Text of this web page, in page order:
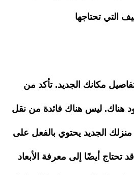
التي تحتاجها
مكانك الجديد. تأكد من
هناك. ليس هناك فائدة من نقل
منزلك الجديد يحتوي بالفعل على
تحتاج أيضًا إلى معرفة الأبعاد